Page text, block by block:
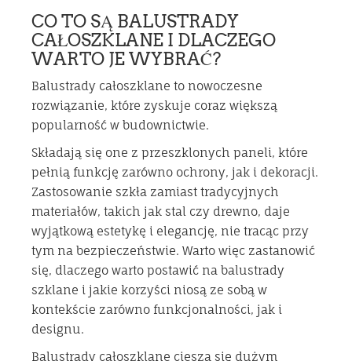
CO TO SĄ BALUSTRADY
CAŁOSZKLANE I DLACZEGO
WARTO JE WYBRAĆ?
Balustrady całoszklane to nowoczesne
rozwiązanie, które zyskuje coraz większą
popularność w budownictwie.
Składają się one z przeszklonych paneli, które
pełnią funkcję zarówno ochrony, jak i dekoracji.
Zastosowanie szkła zamiast tradycyjnych
materiałów, takich jak stal czy drewno, daje
wyjątkową estetykę i elegancję, nie tracąc przy
tym na bezpieczeństwie. Warto więc zastanowić
się, dlaczego warto postawić na balustrady
szklane i jakie korzyści niosą ze sobą w
kontekście zarówno funkcjonalności, jak i
designu.
Balustrady całoszklane cieszą się dużym